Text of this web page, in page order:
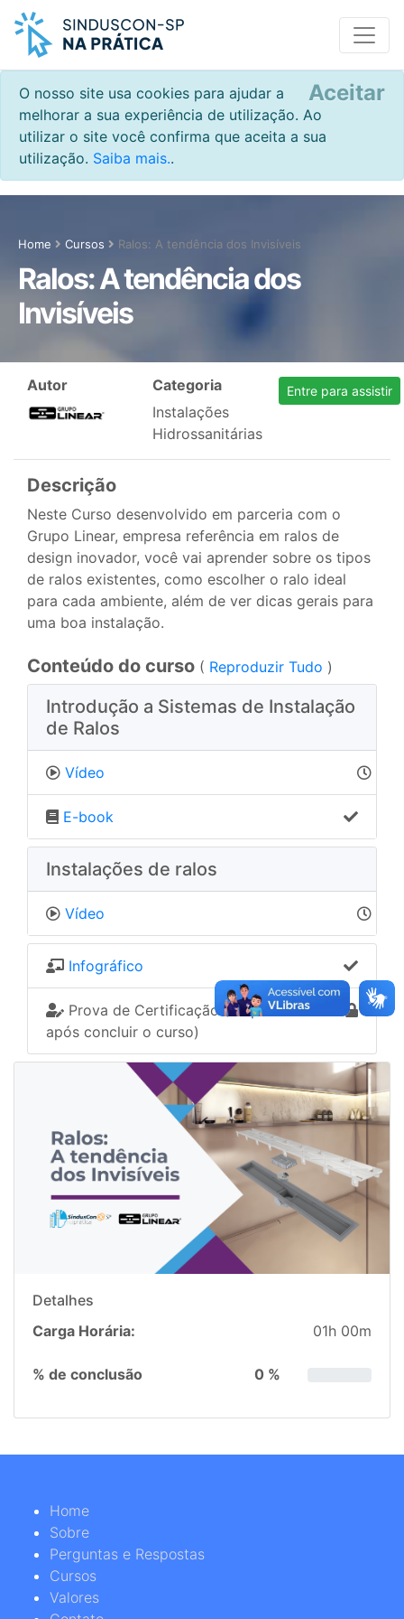
O nosso site usa cookies para ajudar a
melhorar a sua experiência de utilização. Ao
utilizar o site você confirma que aceita a sua
utilização. Saiba mais..
Aceitar
Home Cursos Ralos: A tendência dos Invisíveis
Ralos: A tendência dos
Invisíveis
Autor
Categoria
Instalações
Hidrossanitárias
Entre para assistir
Descrição
Neste Curso desenvolvido em parceria com o
Grupo Linear, empresa referência em ralos de
design inovador, você vai aprender sobre os tipos
de ralos existentes, como escolher o ralo ideal
para cada ambiente, além de ver dicas gerais para
uma boa instalação.
Conteúdo do curso ( Reproduzir Tudo )
Introdução a Sistemas de Instalação
de Ralos
Vídeo
E-book
Instalações de ralos
Vídeo
Infográfico
Prova de Certificação (Disponível
após concluir o curso)
Detalhes
Carga Horária:
01h 00m
% de conclusão 0 %
Home
Sobre
Perguntas e Respostas
Cursos
Valores